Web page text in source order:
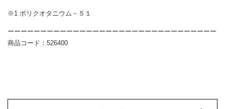
※1 ポリクオタニウム－５１
ーーーーーーーーーーーーーーーーーーーーーーーーーーーーーーーー
商品コード：526400